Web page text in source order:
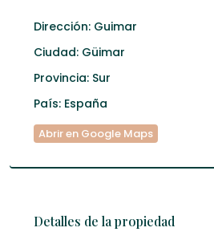
Dirección: Guimar
Ciudad: Güimar
Provincia: Sur
País: España
Abrir en Google Maps
Detalles de la propiedad